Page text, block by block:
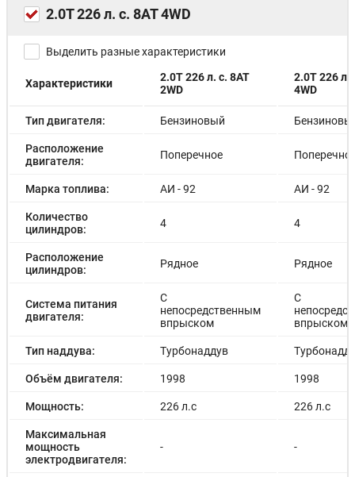
2.0T 226 л. с. 8AT 4WD
Выделить разные характеристики
Характеристики
2.0T 226 л. с. 8AT
2WD
2.0T 226 л.
4WD
Тип двигателя: Бензиновый
Расположение
двигателя:
Поперечное
Марка топлива: АИ - 92 АИ - 92
Количество
цилиндров:
4 4
Расположение
цилиндров:
Рядное Рядное
Система питания
двигателя:
С
непосредственным
впрыском
С
впрыском
Тип наддува: Турбонаддув
Объём двигателя: 1998 1998
Мощность: 226 л.с 226 л.с
Максимальная
мощность
электродвигателя:
- -